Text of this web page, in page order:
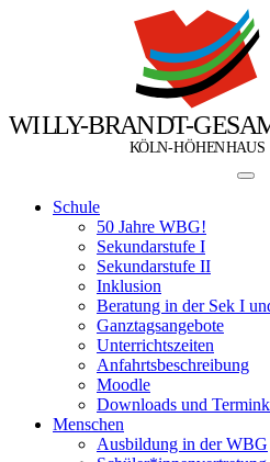
WILLY-BRANDT-GESA
KÖLN-HÖHENHAUS
Schule
50 Jahre WBG!
Sekundarstufe I
Sekundarstufe II
Inklusion
Beratung in der Sek I
Ganztagsangebote
Unterrichtszeiten
Anfahrtsbeschreibung
Moodle
Downloads und
Menschen
Ausbildung in der WBG